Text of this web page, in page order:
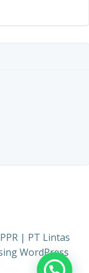
| PT Lintas
WordPress